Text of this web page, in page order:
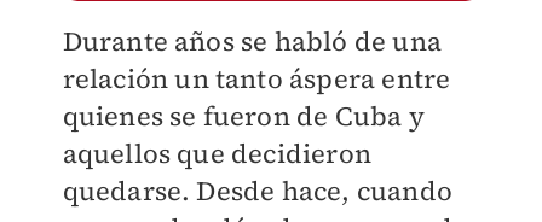
Durante años se habló de una
relación un tanto áspera entre
quienes se fueron de Cuba y
aquellos que decidieron
quedarse. Desde hace, cuando